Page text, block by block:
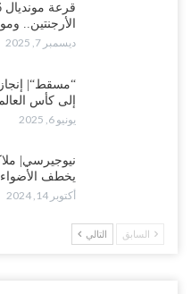
الأرجنتين..
ديسمبر 7, 2025
“مسقط“|
إلى كأس
يونيو 6, 2025
نيوجيرسي|
يخطف
أكتوبر 14, 2024
السابق التالي